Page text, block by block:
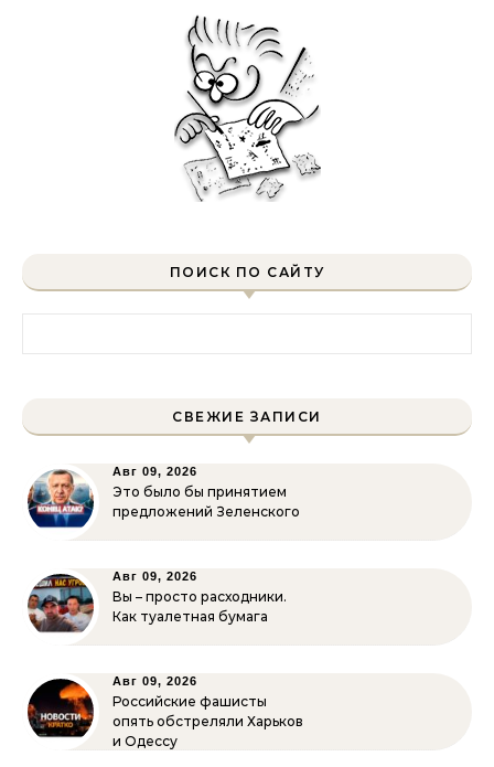
ПОИСК ПО САЙТУ
СВЕЖИЕ ЗАПИСИ
Авг 09, 2026
Это было бы принятием
предложений Зеленского
Авг 09, 2026
Вы – просто расходники.
Как туалетная бумага
Авг 09, 2026
Российские фашисты
опять обстреляли Харьков
и Одессу